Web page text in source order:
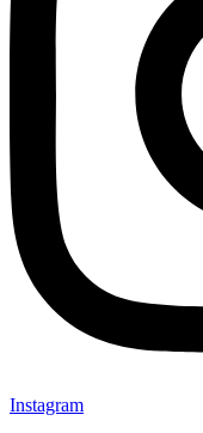
Instagram